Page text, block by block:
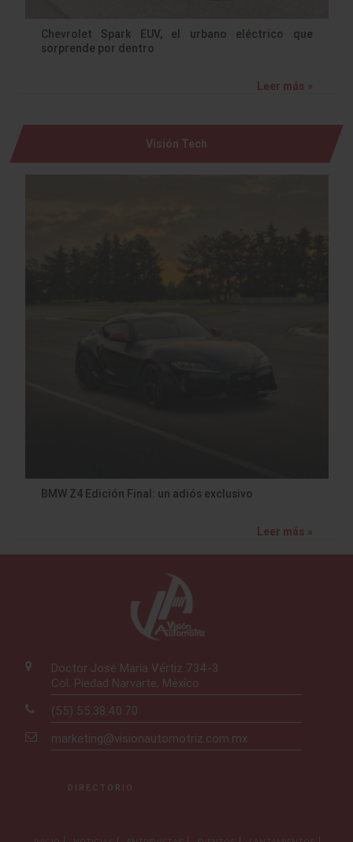
Chevrolet Spark EUV, el urbano eléctrico que
sorprende por dentro
Leer más »
Visión Tech
BMW Z4 Edición Final: un adiós exclusivo
Leer más »
Doctor José María Vértiz 734-3
Col. Piedad Narvarte, México
(55) 55.38.40.70
marketing@visionautomotriz.com.mx
DIRECTORIO